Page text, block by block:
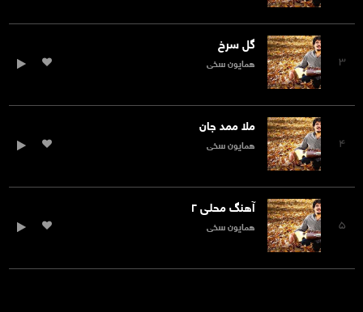
۳
گل سرخ
همایون سخی
۴
ملا ممد جان
همایون سخی
۵
آهنگ محلی ۲
همایون سخی